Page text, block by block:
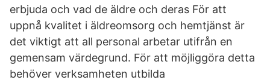
erbjuda och vad de äldre och deras För att
uppnå kvalitet i äldreomsorg och hemtjänst är
det viktigt att all personal arbetar utifrån en
gemensam värdegrund. För att möjliggöra detta
behöver verksamheten utbilda